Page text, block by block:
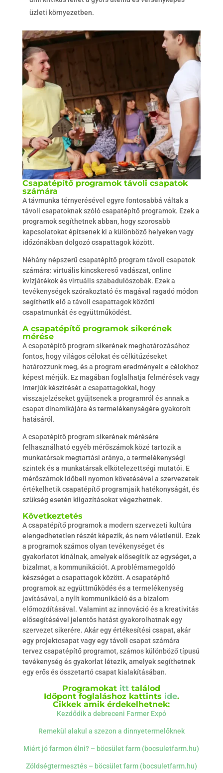
üzleti környezetben.
Csapatépítő programok távoli csapatok
számára
A távmunka térnyerésével egyre fontosabbá váltak a
távoli csapatoknak szóló csapatépítő programok. Ezek a
programok segíthetnek abban, hogy szorosabb
kapcsolatokat építsenek ki a különböző helyeken vagy
időzónákban dolgozó csapattagok között.
Néhány népszerű csapatépítő program távoli csapatok
számára: virtuális kincskereső vadászat, online
kvízjátékok és virtuális szabadulószobák. Ezek a
tevékenységek szórakoztató és magával ragadó módon
segíthetik elő a távoli csapattagok közötti
csapatmunkát és együttműködést.
A csapatépítő programok sikerének
mérése
A csapatépítő program sikerének meghatározásához
fontos, hogy világos célokat és célkitűzéseket
határozzunk meg, és a program eredményeit e célokhoz
képest mérjük. Ez magában foglalhatja felmérések vagy
interjúk készítését a csapattagokkal, hogy
visszajelzéseket gyűjtsenek a programról és annak a
csapat dinamikájára és termelékenységére gyakorolt
hatásáról.
A csapatépítő program sikerének mérésére
felhasználható egyéb mérőszámok közé tartozik a
munkatársak megtartási aránya, a termelékenységi
szintek és a munkatársak elkötelezettségi mutatói. E
mérőszámok időbeli nyomon követésével a szervezetek
értékelhetik csapatépítő programjaik hatékonyságát, és
szükség esetén kiigazításokat végezhetnek.
Következtetés
A csapatépítő programok a modern szervezeti kultúra
elengedhetetlen részét képezik, és nem véletlenül. Ezek
a programok számos olyan tevékenységet és
gyakorlatot kínálnak, amelyek elősegítik az egységet, a
bizalmat, a kommunikációt. A problémamegoldó
készséget a csapattagok között. A csapatépítő
programok az együttműködés és a termelékenység
javításával, a nyílt kommunikáció és a bizalom
előmozdításával. Valamint az innováció és a kreativitás
elősegítésével jelentős hatást gyakorolhatnak egy
szervezet sikerére. Akár egy értékesítési csapat, akár
egy projektcsapat vagy egy távoli csapat számára
tervez csapatépítő programot, számos különböző típusú
tevékenység és gyakorlat létezik, amelyek segíthetnek
egy erős és összetartó csapat kialakításában.
Programokat itt találod
Időpont foglaláshoz kattints ide.
Cikkek amik érdekelhetnek:
Kezdődik a debreceni Farmer Expó
Remekül alakul a szezon a dinnyetermelőknek
Miért jó farmon élni? – böcsület farm (bocsuletfarm.hu)
Zöldségtermesztés – böcsület farm (bocsuletfarm.hu)